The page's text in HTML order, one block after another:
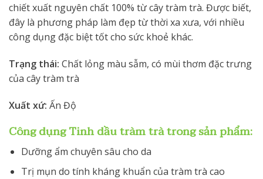
chiết xuất nguyên chất 100% từ cây tràm trà. Được biết,
đây là phương pháp làm đẹp từ thời xa xưa, với nhiều
công dụng đặc biệt tốt cho sức khoẻ khác.
Trạng thái: Chất lỏng màu sẫm, có mùi thơm đặc trưng
của cây tràm trà
Xuất xứ: Ấn Độ
Công dụng Tinh dầu tràm trà trong sản phẩm:
Dưỡng ẩm chuyên sâu cho da
Trị mụn do tính kháng khuẩn của tràm trà cao